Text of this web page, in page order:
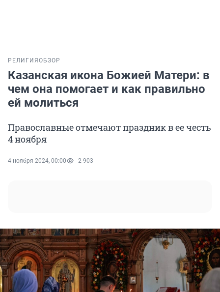
РЕЛИГИЯ ОБЗОР
Казанская икона Божией Матери: в
чем она помогает и как правильно
ей молиться
Православные отмечают праздник в ее честь
4 ноября
4 ноября 2024, 00:00 2 903